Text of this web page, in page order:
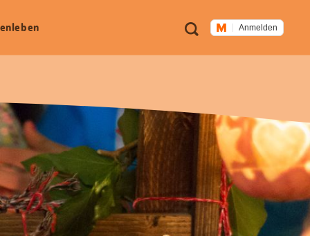
Meta
Navigation
Suche Anmelden